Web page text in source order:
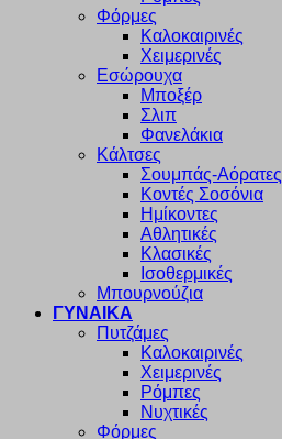
Φόρμες
Καλοκαιρινές
Χειμερινές
Εσώρουχα
Μποξέρ
Σλιπ
Φανελάκια
Κάλτσες
Σουμπάς-Αόρατες
Κοντές Σοσόνια
Ημίκοντες
Αθλητικές
Κλασικές
Ισοθερμικές
Μπουρνούζια
ΓΥΝΑΙΚΑ
Πυτζάμες
Καλοκαιρινές
Χειμερινές
Ρόμπες
Νυχτικές
Φόρμες